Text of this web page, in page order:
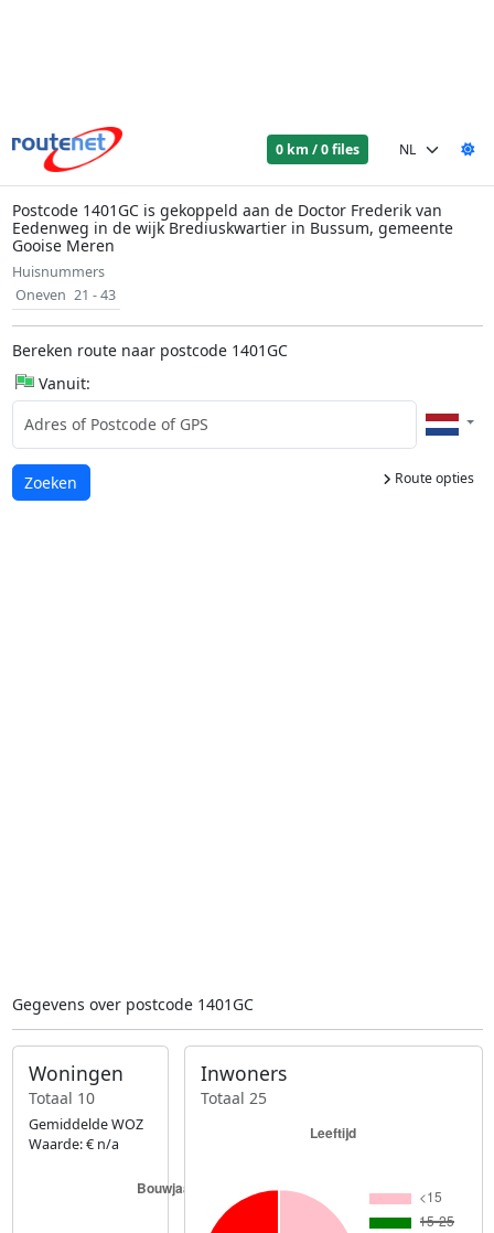
0 km / 0 files
Postcode 1401GC is gekoppeld aan de Doctor Frederik van
Eedenweg in de wijk Brediuskwartier in Bussum, gemeente
Gooise Meren
Huisnummers
Oneven 21 - 43
Bereken route naar postcode 1401GC
Vanuit:
Route opties
Laden...
Zoeken
Gegevens over postcode 1401GC
Woningen
Totaal 10
Gemiddelde WOZ
Waarde: € n/a
Inwoners
Totaal 25